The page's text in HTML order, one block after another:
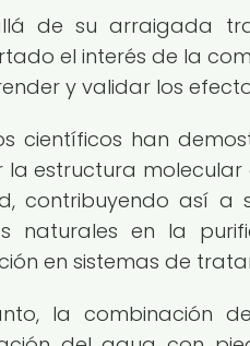
de su arraigada
el interés de la
y validar los
científicos han
la estructura
contribuyendo así a
naturales en la
en sistemas de
la combinación